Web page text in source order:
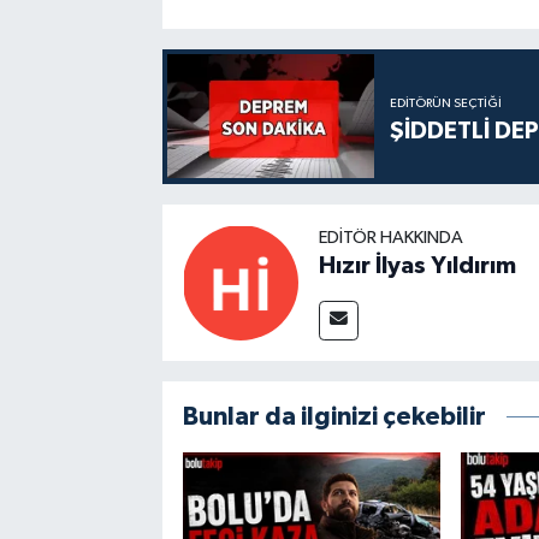
EDITÖRÜN SEÇTIĞI
ŞİDDETLİ
EDITÖR HAKKINDA
Hızır İlyas Yıldırım
Bunlar da ilginizi çekebilir